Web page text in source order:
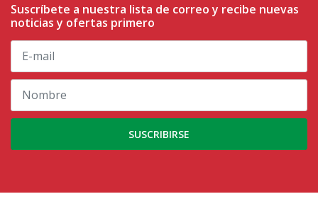
Suscríbete a nuestra lista de correo y recibe nuevas
noticias y ofertas primero
SUSCRIBIRSE